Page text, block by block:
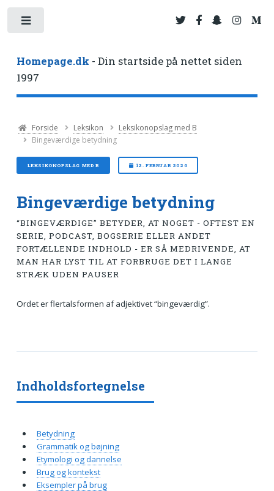
Homepage.dk - Din startside på nettet siden
1997
Forside Leksikon
Leksikonopslag med B
Bingeværdige betydning
LEKSIKONOPSLAG MED B 12. FEBRUAR 2026
Bingeværdige betydning
“BINGEVÆRDIGE” BETYDER, AT NOGET - OFTEST EN
SERIE, PODCAST, BOGSERIE ELLER ANDET
FORTÆLLENDE INDHOLD - ER SÅ MEDRIVENDE, AT
MAN HAR LYST TIL AT FORBRUGE DET I LANGE
STRÆK UDEN PAUSER
Ordet er flertalsformen af adjektivet “bingeværdig”.
Indholdsfortegnelse
Betydning
Grammatik og bøjning
Etymologi og dannelse
Brug og kontekst
Eksempler på brug